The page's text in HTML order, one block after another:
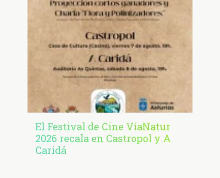
El Festival de Cine VíaNatur
2026 recala en Castropol y A
Caridá